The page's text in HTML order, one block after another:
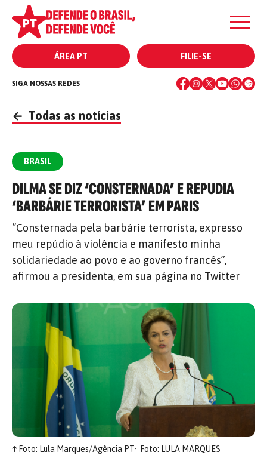
ÁREA PT FILIE-SE
SIGA NOSSAS REDES
← Todas as notícias
BRASIL
DILMA SE DIZ ‘CONSTERNADA’ E REPUDIA
‘BARBÁRIE TERRORISTA’ EM PARIS
“Consternada pela barbárie terrorista, expresso
meu repúdio à violência e manifesto minha
solidariedade ao povo e ao governo francês”,
afirmou a presidenta, em sua página no Twitter
↑Foto: Lula Marques/Agência PT Foto: LULA MARQUES